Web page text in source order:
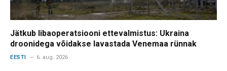
Jätkub libaoperatsiooni ettevalmistus: Ukraina
droonidega võidakse lavastada Venemaa rünnak
EESTI 6. aug. 2026